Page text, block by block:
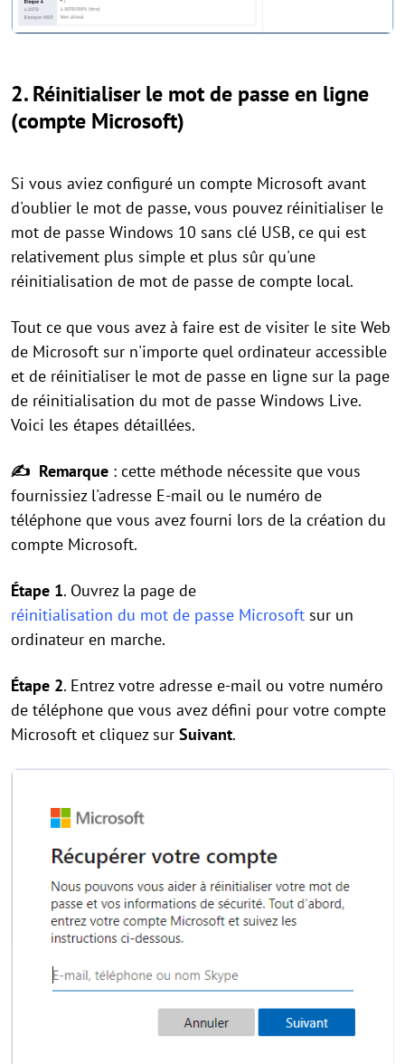
2. Réinitialiser le mot de passe en ligne
(compte Microsoft)
Si vous aviez configuré un compte Microsoft avant
d'oublier le mot de passe, vous pouvez réinitialiser le
mot de passe Windows 10 sans clé USB, ce qui est
relativement plus simple et plus sûr qu'une
réinitialisation de mot de passe de compte local.
Tout ce que vous avez à faire est de visiter le site Web
de Microsoft sur n'importe quel ordinateur accessible
et de réinitialiser le mot de passe en ligne sur la page
de réinitialisation du mot de passe Windows Live.
Voici les étapes détaillées.
✍ Remarque : cette méthode nécessite que vous
fournissiez l'adresse E-mail ou le numéro de
téléphone que vous avez fourni lors de la création du
compte Microsoft.
Étape 1. Ouvrez la page de
réinitialisation du mot de passe Microsoft sur un
ordinateur en marche.
Étape 2. Entrez votre adresse e-mail ou votre numéro
de téléphone que vous avez défini pour votre compte
Microsoft et cliquez sur Suivant.